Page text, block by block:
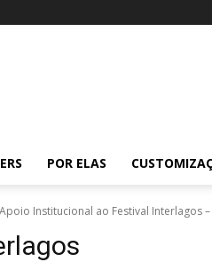
POR ELAS
Institucional ao Festival Interlagos